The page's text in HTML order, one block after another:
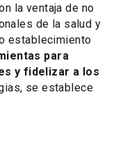
la ventaja de no
de la salud y
establecimiento
para
y fidelizar a los
se establece